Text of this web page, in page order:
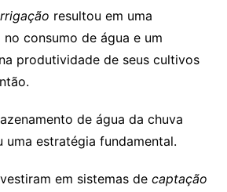
resultou em uma
consumo de água e um
produtividade de seus cultivos
de água da chuva
uma estratégia fundamental.
em sistemas de captação